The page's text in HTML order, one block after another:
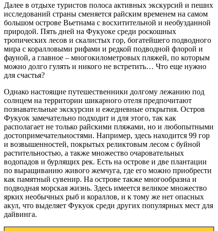
Далее в отдыхе туристов полоса активных экскурсий и пеших
исследований страны сменяется райским временем на самом
большом острове Вьетнама с восхитительной и необузданной
природой. Пять дней на Фукуоке среди роскошных
тропических лесов и скалистых гор, богатейшего подводного
мира с коралловыми рифами и редкой подводной флорой и
фауной, а главное – многокилометровых пляжей, по которым
можно долго гулять и никого не встретить… Что еще нужно
для счастья?
Однако настоящие путешественники долгому лежанию под
солнцем на территории шикарного отеля предпочитают
познавательные экскурсии и ежедневные открытия. Остров
Фукуок замечательно подходит и для этого, так как
располагает не только райскими пляжами, но и любопытными
достопримечательностями. Например, здесь находится 99 гор
и возвышенностей, покрытых реликтовым лесом с буйной
растительностью, а также множество очаровательных
водопадов и бурлящих рек. Есть на острове и две плантации
по выращиванию живого жемчуга, где его можно приобрести
как памятный сувенир. На острове также многообразна и
подводная морская жизнь. Здесь имеется великое множество
ярких необычных рыб и кораллов, и к тому же нет опасных
акул, что выделяет Фукуок среди других популярных мест для
дайвинга.